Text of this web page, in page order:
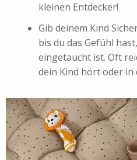
kleinen Entdecker!
Gib deinem Kind
bis du das Gefühl
eingetaucht ist. Oft
dein Kind hört oder